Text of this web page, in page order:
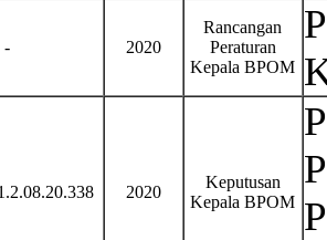
- 2020
Rancangan
Peraturan
Kepala BPOM
2020
Keputusan
Kepala BPOM